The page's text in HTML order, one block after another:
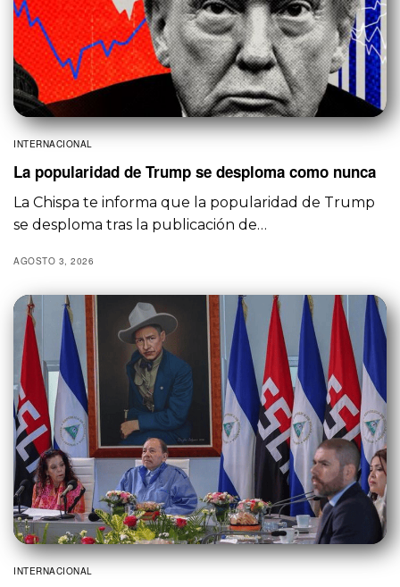
INTERNACIONAL
La popularidad de Trump se desploma como nunca
La Chispa te informa que la popularidad de Trump
se desploma tras la publicación de…
AGOSTO 3, 2026
INTERNACIONAL